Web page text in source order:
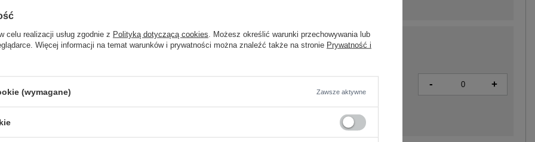
- +
celu realizacji usług zgodnie z Polityką dotyczącą cookies . Możesz określić warunki przechowywania lub
Więcej informacji na temat warunków i prywatności można znaleźć także na stronie Prywatność i
(wymagane) Zawsze aktywne